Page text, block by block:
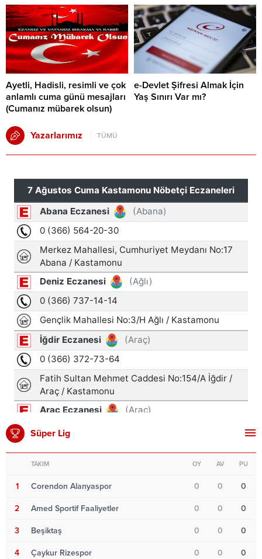
Ayetli, Hadisli, resimli ve çok
anlamlı cuma günü mesajları
(Cumanız mübarek olsun)
e-Devlet Şifresi Almak İçin
Yaş Sınırı Var mı?
Yazarlarımız TÜMÜ
Süper Lig
TAKIM OY AV PU
1 Corendon Alanyaspor 0 0 0
2 Amed Sportif Faaliyetler 0 0 0
3 Beşiktaş 0 0 0
4 Çaykur Rizespor 0 0 0